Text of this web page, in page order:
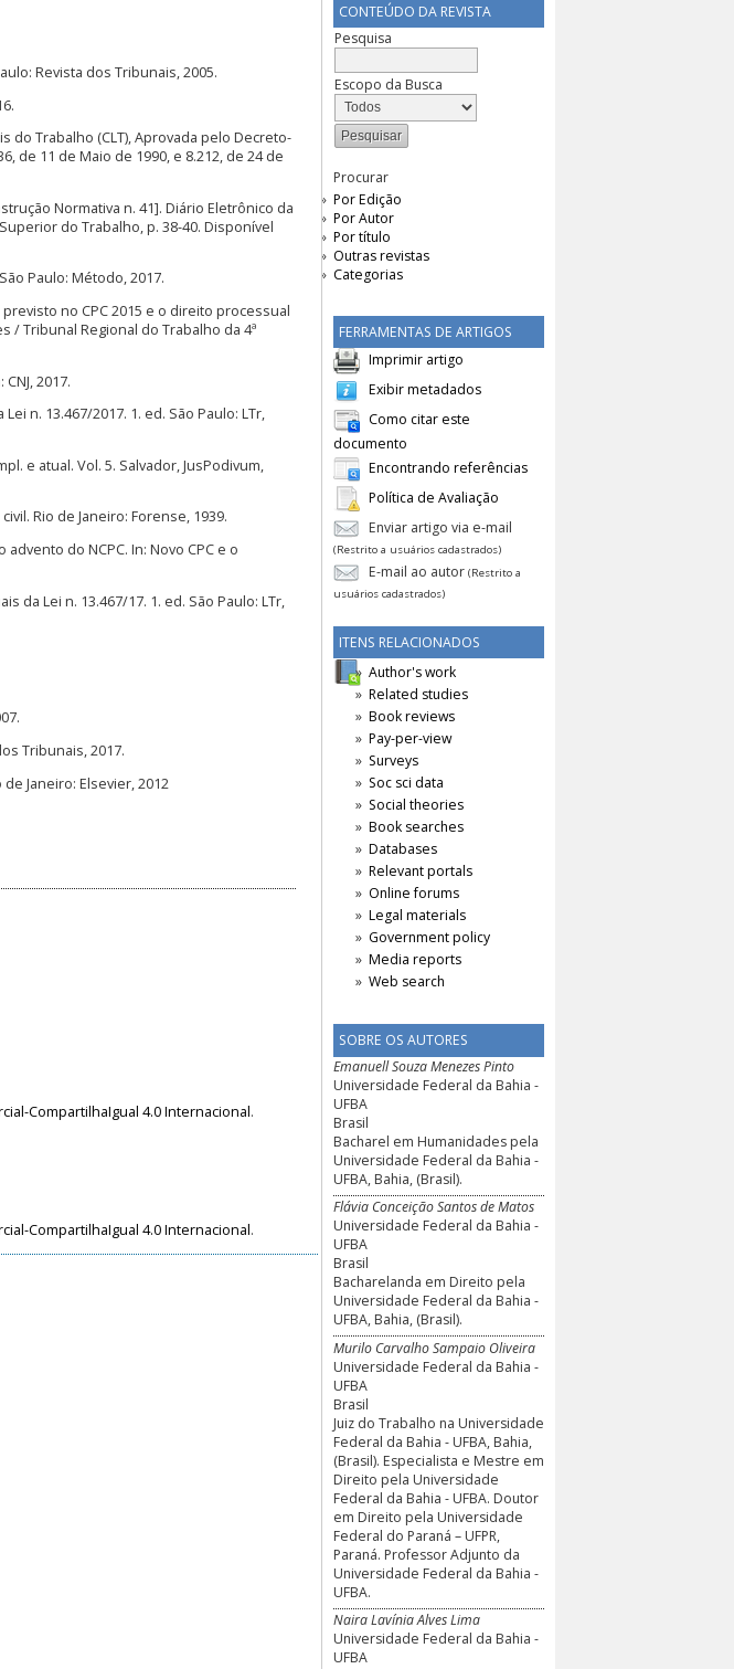
CONTEÚDO DA REVISTA
Pesquisa
Escopo da Busca
Procurar
Por Edição
Por Autor
Por título
Outras revistas
Categorias
FERRAMENTAS DE ARTIGOS
Imprimir artigo
Exibir metadados
Como citar este
documento
Encontrando referências
Política de Avaliação
Enviar artigo via e-mail
(Restrito a usuários cadastrados)
E-mail ao autor (Restrito a
usuários cadastrados)
ITENS RELACIONADOS
Author's work
Related studies
Book reviews
Pay-per-view
Surveys
Soc sci data
Social theories
Book searches
Databases
Relevant portals
Online forums
Legal materials
Government policy
Media reports
Web search
SOBRE OS AUTORES
Emanuell Souza Menezes Pinto
Universidade Federal da Bahia -
UFBA
Brasil
Bacharel em Humanidades pela
Universidade Federal da Bahia -
UFBA, Bahia, (Brasil).
Flávia Conceição Santos de Matos
Universidade Federal da Bahia -
UFBA
Brasil
Bacharelanda em Direito pela
Universidade Federal da Bahia -
UFBA, Bahia, (Brasil).
Murilo Carvalho Sampaio Oliveira
Universidade Federal da Bahia -
UFBA
Brasil
Juiz do Trabalho na Universidade
Federal da Bahia - UFBA, Bahia,
(Brasil). Especialista e Mestre em
Direito pela Universidade
Federal da Bahia - UFBA. Doutor
em Direito pela Universidade
Federal do Paraná – UFPR,
Paraná. Professor Adjunto da
Universidade Federal da Bahia -
UFBA.
Naira Lavínia Alves Lima
Universidade Federal da Bahia -
UFBA
Revista dos Tribunais, 2005.
do Trabalho (CLT), Aprovada pelo Decreto-
de 11 de Maio de 1990, e 8.212, de 24 de
Normativa n. 41]. Diário Eletrônico da
do Trabalho, p. 38-40. Disponível
Paulo: Método, 2017.
no CPC 2015 e o direito processual
/ Tribunal Regional do Trabalho da 4ª
2017.
n. 13.467/2017. 1. ed. São Paulo: LTr,
e atual. Vol. 5. Salvador, JusPodivum,
Rio de Janeiro: Forense, 1939.
do NCPC. In: Novo CPC e o
da Lei n. 13.467/17. 1. ed. São Paulo: LTr,
Tribunais, 2017.
de Janeiro: Elsevier, 2012
CompartilhaIgual 4.0 Internacional.
CompartilhaIgual 4.0 Internacional.